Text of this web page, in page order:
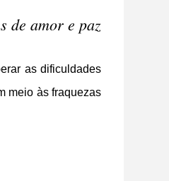
de amor e paz
as dificuldades
meio às fraquezas